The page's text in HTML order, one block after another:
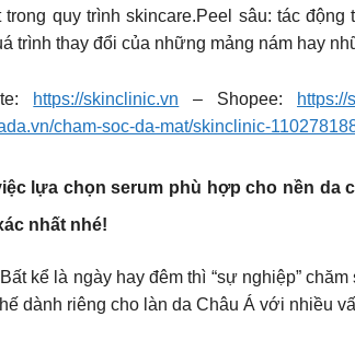
quy trình skincare.Peel sâu: tác
trình thay đổi của những mảng nám hay
https://skinclinic.vn – Shopee:
cham-soc-da-mat/skinclinic-
lựa chọn serum phù hợp cho nền
nhất nhé!
kể là ngày hay đêm thì “sự nghiệp”
dành riêng cho làn da Châu Á với nhiều